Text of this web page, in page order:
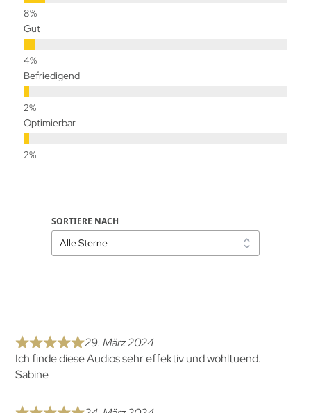
Gut
Befriedigend
Optimierbar
SORTIERE NACH
29. März 2024
Ich finde diese Audios sehr effektiv und wohltuend.
Sabine